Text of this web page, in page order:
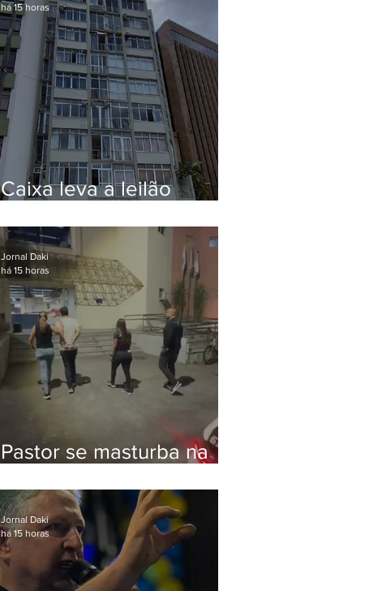
Caixa leva a leilão
Bolsonaro em Botafogo
há 15 horas
Pastor se masturba na
preso na Zona Oeste
Jornal Daki
há 15 horas
Jornal Daki
há 15 horas